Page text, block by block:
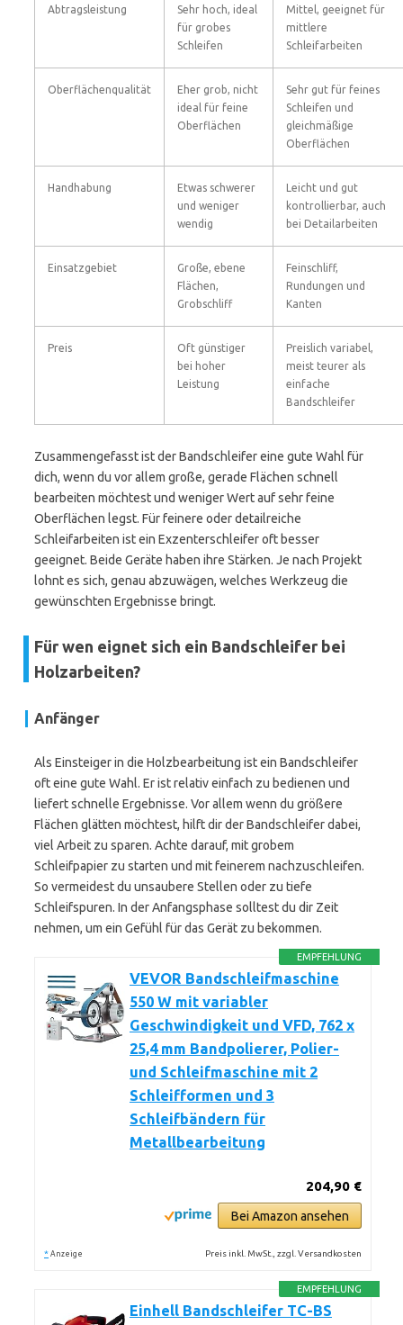
Abtragsleistung
Sehr hoch, ideal
für grobes
Schleifen
Mittel, geeignet für
mittlere
Schleifarbeiten
Oberflächenqualität
Eher grob, nicht
ideal für feine
Oberflächen
Sehr gut für feines
Schleifen und
gleichmäßige
Oberflächen
Handhabung
Etwas schwerer
und weniger
wendig
Leicht und gut
kontrollierbar, auch
bei Detailarbeiten
Einsatzgebiet
Große, ebene
Flächen,
Grobschliff
Feinschliff,
Rundungen und
Kanten
Preis
Oft günstiger
bei hoher
Leistung
Preislich variabel,
meist teurer als
einfache
Bandschleifer
Zusammengefasst ist der Bandschleifer eine gute Wahl für
dich, wenn du vor allem große, gerade Flächen schnell
bearbeiten möchtest und weniger Wert auf sehr feine
Oberflächen legst. Für feinere oder detailreiche
Schleifarbeiten ist ein Exzenterschleifer oft besser
geeignet. Beide Geräte haben ihre Stärken. Je nach Projekt
lohnt es sich, genau abzuwägen, welches Werkzeug die
gewünschten Ergebnisse bringt.
Für wen eignet sich ein Bandschleifer bei
Holzarbeiten?
Anfänger
Als Einsteiger in die Holzbearbeitung ist ein Bandschleifer
oft eine gute Wahl. Er ist relativ einfach zu bedienen und
liefert schnelle Ergebnisse. Vor allem wenn du größere
Flächen glätten möchtest, hilft dir der Bandschleifer dabei,
viel Arbeit zu sparen. Achte darauf, mit grobem
Schleifpapier zu starten und mit feinerem nachzuschleifen.
So vermeidest du unsaubere Stellen oder zu tiefe
Schleifspuren. In der Anfangsphase solltest du dir Zeit
nehmen, um ein Gefühl für das Gerät zu bekommen.
EMPFEHLUNG
VEVOR Bandschleifmaschine
550 W mit variabler
Geschwindigkeit und VFD, 762 x
25,4 mm Bandpolierer, Polier-
und Schleifmaschine mit 2
Schleifformen und 3
Schleifbändern für
Metallbearbeitung
204,90 €
Bei Amazon ansehen
* Anzeige Preis inkl. MwSt., zzgl. Versandkosten
EMPFEHLUNG
Einhell Bandschleifer TC-BS